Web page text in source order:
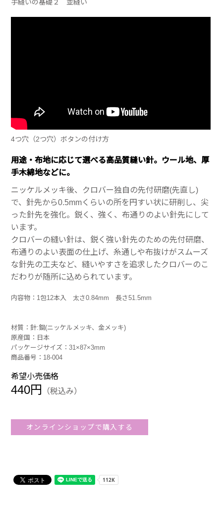
手縫いの基礎２ 並縫い
4つ穴（2つ穴）ボタンの付け方
用途・布地に応じて選べる高品質縫い針。ウール地、厚
手木綿地などに。
ニッケルメッキ後、クロバー独自の先付研磨(先直し)
で、針先から0.5mmくらいの所を円すい状に研削し、尖
った針先を強化。鋭く、強く、布通りのよい針先にして
います。
クロバーの縫い針は、鋭く強い針先のための先付研磨、
布通りのよい表面の仕上げ、糸通しや布抜けがスムーズ
な針先の工夫など、縫いやすさを追求したクロバーのこ
だわりが随所に込められています。
内容物：1包12本入 太さ0.84mm 長さ51.5mm
材質：針:鋼(ニッケルメッキ、金メッキ)
原産国：日本
パッケージサイズ：31×87×3mm
商品番号：18-004
希望小売価格
440円 （税込み）
オンラインショップで購入する